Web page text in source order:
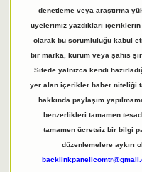
denetleme veya araştırma
üyelerimiz yazdıkları
olarak bu sorumluluğu kabul
bir marka, kurum veya şahıs
Sitede yalnızca kendi
yer alan içerikler haber niteliği
hakkında paylaşım
benzerlikleri tamamen
tamamen ücretsiz bir bilgi
düzenlemelere aykırı